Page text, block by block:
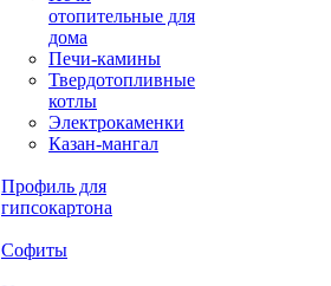
отопительные для
дома
Печи-камины
Твердотопливные
котлы
Электрокаменки
Казан-мангал
Профиль для
гипсокартона
Софиты